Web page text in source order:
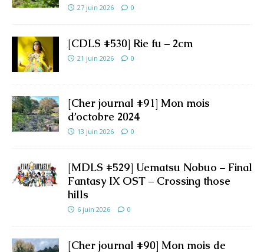
27 juin 2026 0
[CDLS #530] Rie fu – 2cm
21 juin 2026 0
[Cher journal #91] Mon mois
d’octobre 2024
13 juin 2026 0
[MDLS #529] Uematsu Nobuo – Final
Fantasy IX OST – Crossing those
hills
6 juin 2026 0
[Cher journal #90] Mon mois de